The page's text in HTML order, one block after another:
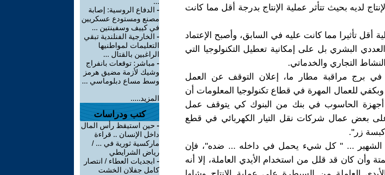
لديه بحيث تتأثر عملية الإنتاج بدرجة أقل مما كانت
أقل تأثيرا مما كانت عليه في السابق، وأصبح الإعتماد
البشري بل على إمكانية تعطيل التكنولوجيا التي
التجاري والخدماتي.
في برج مراقبة مطار ما، إعلان التوقف عن العمل
للعمال المهرة في قطاع تكنولوجيا المعلومات أن
الحاسوب في بنك من البنوك كي يتوقف عمل
على بعض عمال شركات نقل التيار الكهربائي في قطع
كبسة زر".
الشهير ... " كل شيء يحمل في داخله ... ضده"، فإن
وأن كان قد قلل من استخدام الأيدي العاملة، إلا أنه
- الدفاع الروسية: إصابة
مصنع ومستودع عسكريين
في كييف وسفينتين ...
- الخارجية الفنلندية تبقي
التعليمات لمواطنيها
الراغبين بالقتال ...
- مباشر: توقعات بانفراج
وشيك لأزمة مضيق هرمز
وسط مساع دبلوماسي ...
المزيد.....
كتب ودراسات
- حين استيقظ رأس المال
داخل الإنسان .. قراءة
ماركسية ثورية في ... /
رياض الشرايطي
- ابجديات العطاء / انتصار
كامل جفلان الخشت